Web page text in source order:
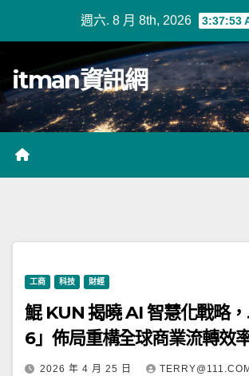
週六. 8 月 8th, 2026 3:37:53
itman資訊網
工商 科技 財經
鯤 KUN 揭曉 AI 智慧化戰略，
6」佈局重構全球商業流轉效
2026 年 4 月 25 日